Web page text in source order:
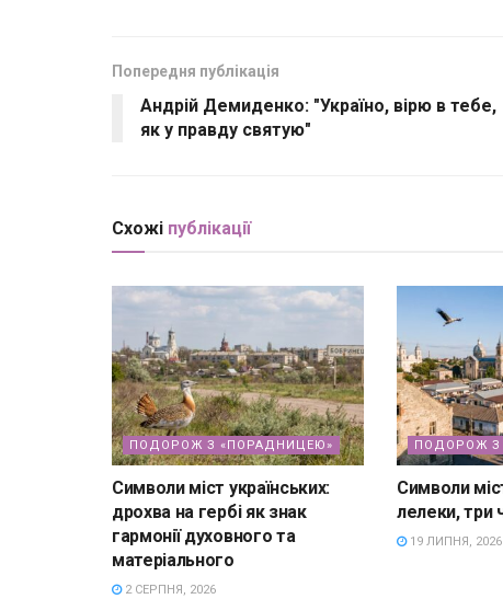
Попередня публікація
Андрій Демиденко: "Україно, вірю в тебе,
як у правду святую"
Схожі публікації
ПОДОРОЖ З «ПОРАДНИЦЕЮ»
Символи міст українських:
дрохва на гербі як знак
гармонії духовного та
матеріального
2 СЕРПНЯ, 2026
ПОДОРОЖ З
Символи
лелеки, три
19 ЛИПНЯ, 2026